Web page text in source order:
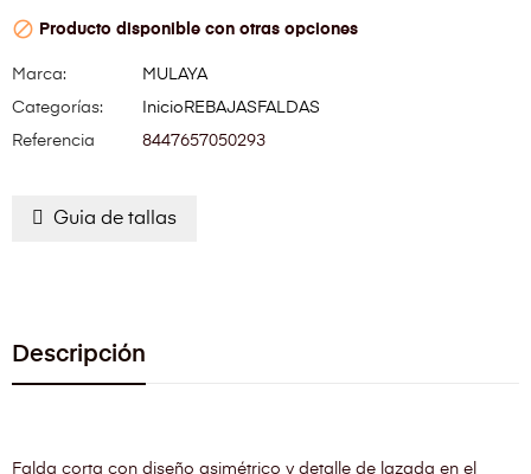
 Producto disponible con otras opciones
Marca:
MULAYA
Categorías:
Inicio REBAJAS FALDAS
Referencia
8447657050293
Guia de tallas
Descripción
Falda corta con diseño asimétrico y detalle de lazada en el